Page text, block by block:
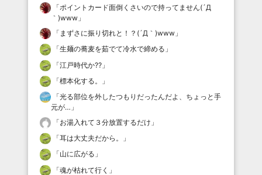
「ポイントカード面倒くさいので持ってません(´Д
｀)www 」
「 まずさに振り切れと！？(´Д｀)www 」
「生麺の蕎麦を茹でて冷水で締める 」
「江戸時代か⁇ 」
「標本化する。
」
「光る部位を外したつもりだったんだよ、ちょっと手
元が… 」
「お湯入れて３分放置するだけ 」
「耳は大丈夫だから。
」
「山に広がる 」
「魂が枯れて行く 」